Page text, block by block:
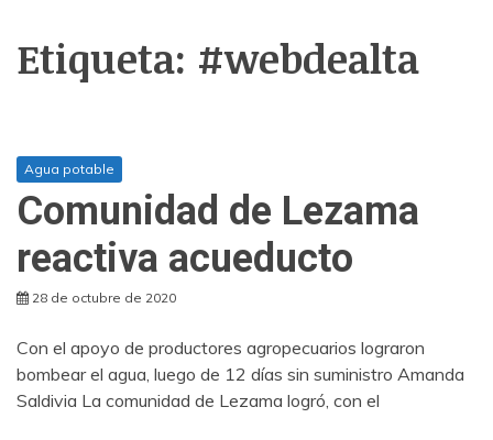
Etiqueta: #webdealta
Agua potable
Comunidad de Lezama
reactiva acueducto
28 de octubre de 2020
Con el apoyo de productores agropecuarios lograron
bombear el agua, luego de 12 días sin suministro Amanda
Saldivia La comunidad de Lezama logró, con el